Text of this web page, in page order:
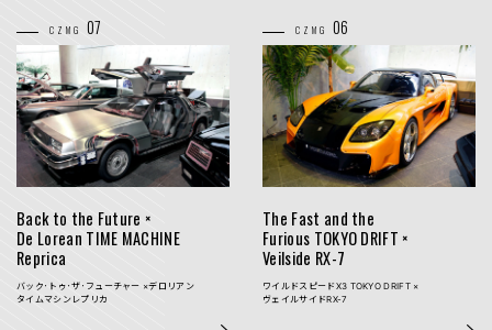
CZMG 07
Back to the Future ×
De Lorean TIME MACHINE
Reprica
バック･トゥ･ザ･フューチャー ×デロリアン
タイムマシンレプリカ
CZMG 06
The Fast and the
Furious TOKYO DRIFT ×
Veilside RX-7
ワイルドスピードX3 TOKYO DRIFT ×
ヴェイルサイドRX-7